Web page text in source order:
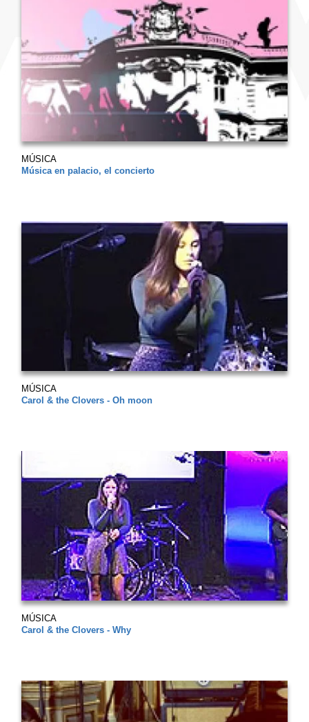
MÚSICA
Música en palacio, el concierto
MÚSICA
Carol & the Clovers - Oh moon
MÚSICA
Carol & the Clovers - Why